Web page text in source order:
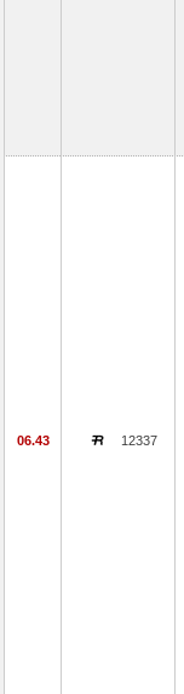
06.43 12337